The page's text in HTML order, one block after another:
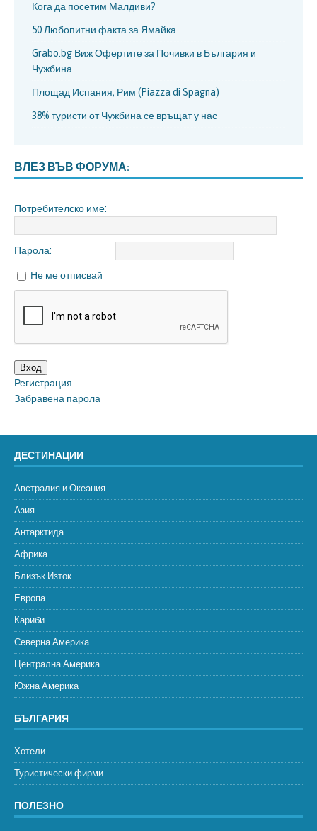
Кога да посетим Малдиви?
50 Любопитни факта за Ямайка
Grabo.bg Виж Офертите за Почивки в България и
Чужбина
Площад Испания, Рим (Piazza di Spagna)
38% туристи от Чужбина се връщат у нас
ВЛЕЗ ВЪВ ФОРУМА:
Потребителско име:
Парола:
Не ме отписвай
Вход
Регистрация
Забравена парола
ДЕСТИНАЦИИ
Австралия и Океания
Азия
Антарктида
Африка
Близък Изток
Европа
Кариби
Северна Америка
Централна Америка
Южна Америка
БЪЛГАРИЯ
Хотели
Туристически фирми
ПОЛЕЗНО